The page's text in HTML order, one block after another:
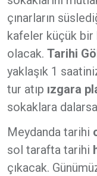
çınarların
kafeler küçük
olacak. Tarihi
yaklaşık 1
tur atıp ızgara
sokaklara
Meydanda tarihi
sol tarafta tarihi
çıkacak.